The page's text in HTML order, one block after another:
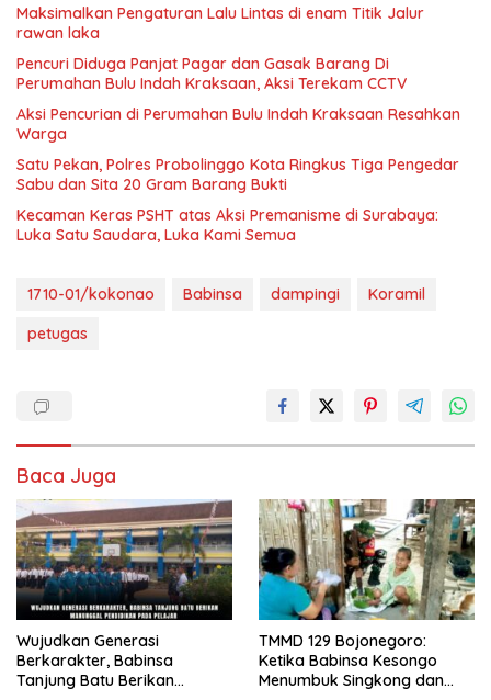
Maksimalkan Pengaturan Lalu Lintas di enam Titik Jalur
rawan laka
Pencuri Diduga Panjat Pagar dan Gasak Barang Di
Perumahan Bulu Indah Kraksaan, Aksi Terekam CCTV
Aksi Pencurian di Perumahan Bulu Indah Kraksaan Resahkan
Warga
Satu Pekan, Polres Probolinggo Kota Ringkus Tiga Pengedar
Sabu dan Sita 20 Gram Barang Bukti
Kecaman Keras PSHT atas Aksi Premanisme di Surabaya:
1710-01/kokonao Babinsa dampingi
Koramil
petugas
Baca Juga
Wujudkan Generasi
Berkarakter, Babinsa
Tanjung Batu Berikan
TMMD 129 Bojonegoro:
Ketika Babinsa Kesongo
Menumbuk Singkong dan